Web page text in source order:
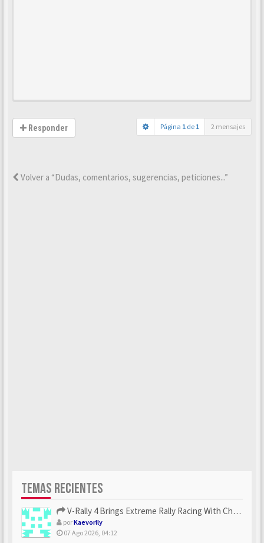
Responder Página 1 de 1 2 mensajes
Volver a “Dudas, comentarios, sugerencias, peticiones...”
TEMAS RECIENTES
V-Rally 4 Brings Extreme Rally Racing With Challenging Track...
porKaevorlly
07 Ago 2026, 04:12